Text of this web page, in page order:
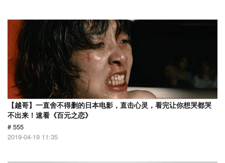
【越哥】一直舍不得删的日本电影，直击心灵，看完让你想哭都哭
不出来！速看《百元之恋》
# 555
2019-04-19 11:35